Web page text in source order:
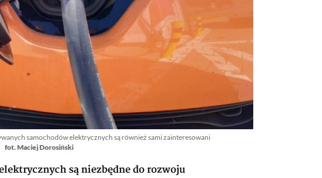
samochodów elektrycznych są również sami zainteresowani
fot. Maciej Dorosiński
są niezbędne do rozwoju